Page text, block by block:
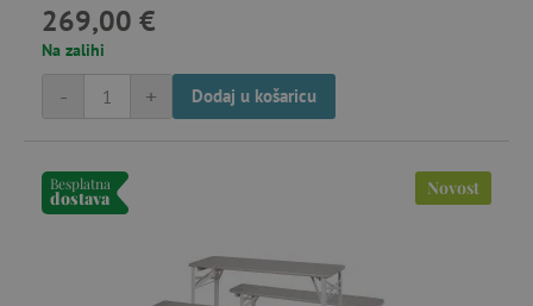
269,00 €
Na zalihi
+
- Dodaj u košaricu
Besplatna
dostava Novost